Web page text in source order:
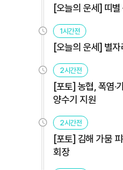
[오늘의 운세] 띠
1시간전
[오늘의 운세] 별
2시간전
[포토] 농협, 폭염·
양수기 지원
2시간전
[포토] 김해 가뭄
회장